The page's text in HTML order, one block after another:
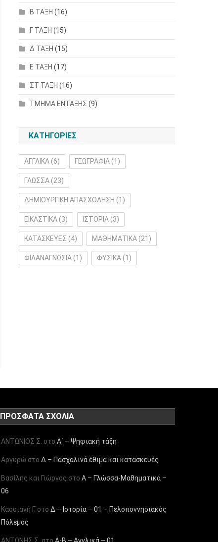
Β ΤΑΞΗ (16)
Γ ΤΑΞΗ (15)
Δ ΤΑΞΗ (15)
Ε ΤΑΞΗ (17)
ΣΤ ΤΑΞΗ (16)
ΤΜΗΜΑ ΕΝΤΑΞΗΣ (9)
ΚΑΤΗΓΟΡΙΕΣ
ΑΓΓΛΙΚΑ (6) ΓΕΩΓΡΑΦΙΑ (1)
ΓΛΩΣΣΑ (23)
ΔΗΜΙΟΥΡΓΙΚΗ ΑΠΑΣΧΟΛΗΣΗ (1)
ΕΙΚΑΣΤΙΚΑ (3) ΙΣΤΟΡΙΑ (3)
ΚΑΤΑΣΚΕΥΕΣ (4) ΜΑΘΗΜΑΤΙΚΑ (21)
ΦΙΛΑΝΑΓΝΩΣΙΑ (1) ΦΥΣΙΚΑ (1)
ΠΡΌΣΦΑΤΑ ΣΧΌΛΙΑ
ΑΝΤΩΝΙΟΣ Σ. στο Α΄ – Ψηφιακή τάξη
Αργυρώ στο Δ – Πασχαλινά έθιμα και κατασκευές
Βασίλης και Γιώργος στο Α – Γλώσσα-Μαθηματικά –
06
Κασσιανή Γ.στο Δ – Ιστορία – 01 – Πελοποννησιακός
Πόλεμος